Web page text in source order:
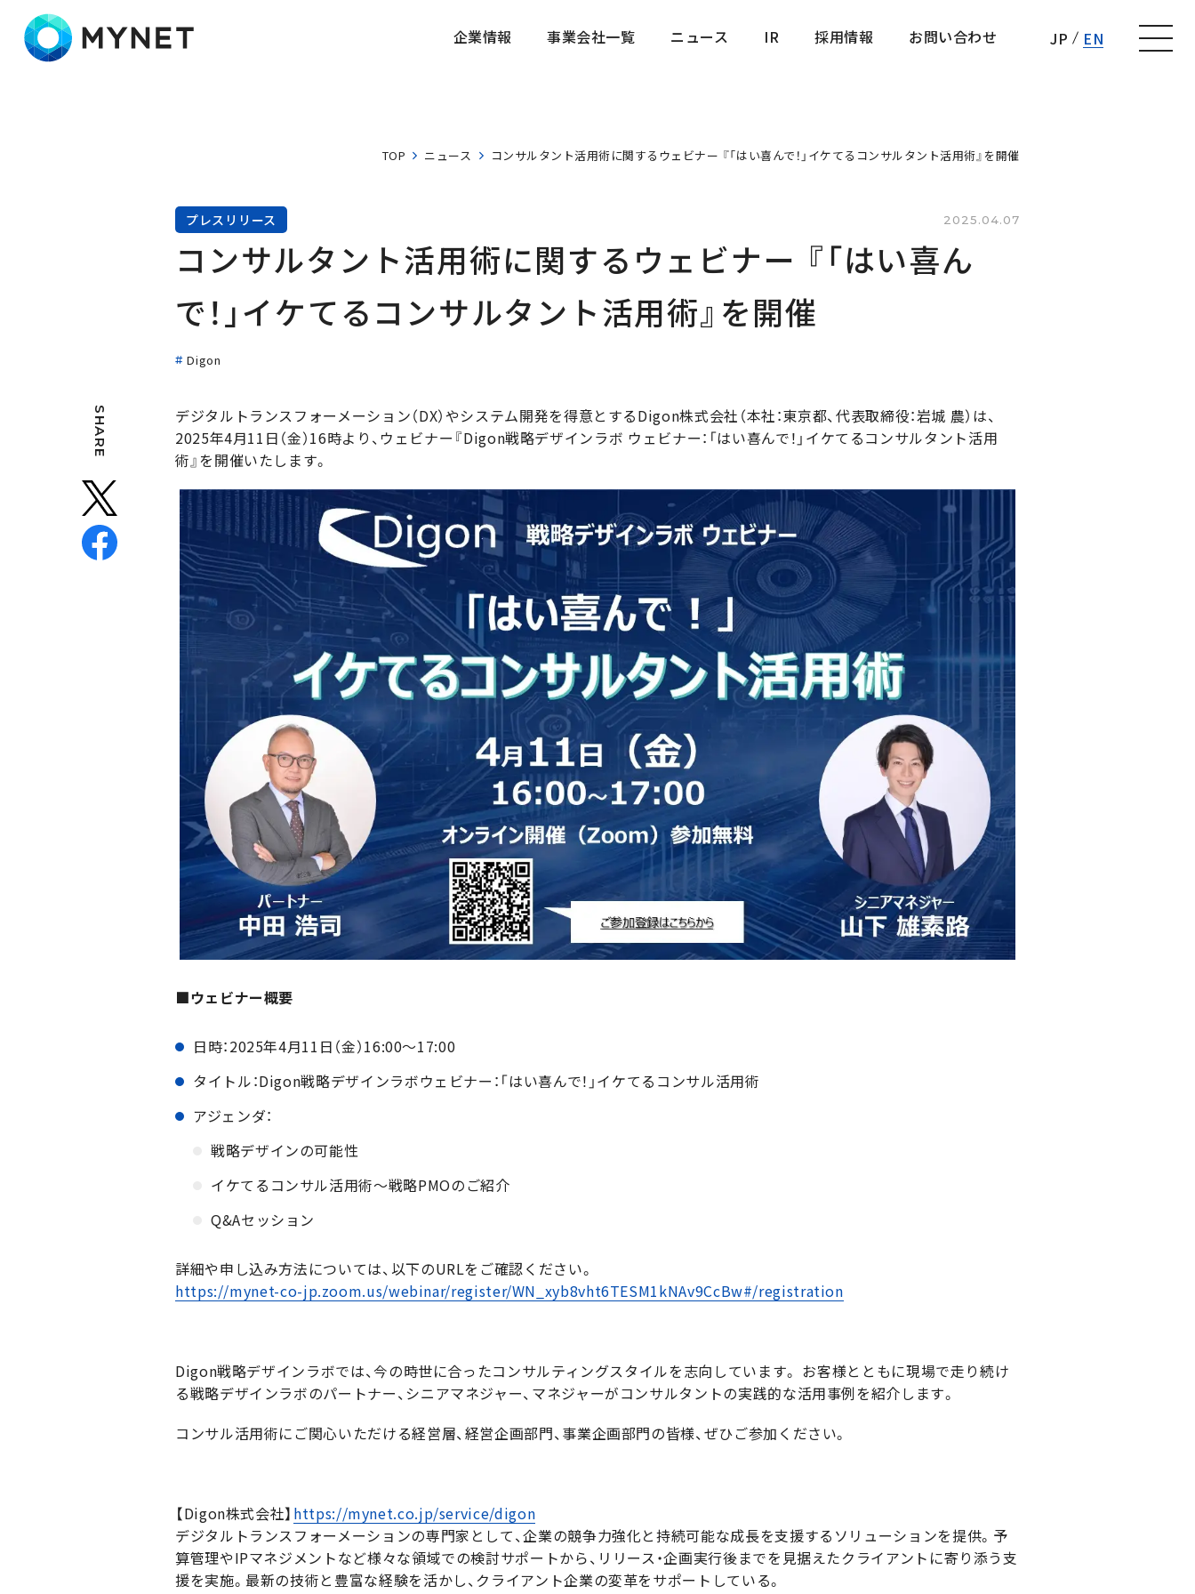
企業情報
事業会社一覧
ニュース
IR
採用情報
お問い合わせ
JP EN
TOP ニュース コンサルタント活用術に関するウェビナー 『「はい喜んで！」イケてるコンサルタント活用術』を開催
プレスリリース 2025.04.07
コンサルタント活用術に関するウェビナー 『「はい喜ん
で！」イケてるコンサルタント活用術』を開催
Digon
SHARE
デジタルトランスフォーメーション（DX）やシステム開発を得意とするDigon株式会社（本社：東京都、代表取締役：岩城 農）は、
2025年4月11日（金）16時より、ウェビナー『Digon戦略デザインラボ ウェビナー：「はい喜んで！」イケてるコンサルタント活用
術』を開催いたします。
■ウェビナー概要
日時：2025年4月11日（金）16:00～17:00
タイトル：Digon戦略デザインラボウェビナー：「はい喜んで！」イケてるコンサル活用術
アジェンダ：
戦略デザインの可能性
イケてるコンサル活用術～戦略PMOのご紹介
Q&Aセッション
詳細や申し込み方法については、以下のURLをご確認ください。
https://mynet-co-jp.zoom.us/webinar/register/WN_xyb8vht6TESM1kNAv9CcBw#/registration
Digon戦略デザインラボでは、今の時世に合ったコンサルティングスタイルを志向しています。 お客様とともに現場で走り続け
る戦略デザインラボのパートナー、シニアマネジャー、マネジャーがコンサルタントの実践的な活用事例を紹介します。
コンサル活用術にご関心いただける経営層、経営企画部門、事業企画部門の皆様、ぜひご参加ください。
【Digon株式会社】 https://mynet.co.jp/service/digon
デジタルトランスフォーメーションの専門家として、企業の競争力強化と持続可能な成長を支援するソリューションを提供。予
算管理やIPマネジメントなど様々な領域での検討サポートから、リリース・企画実行後までを見据えたクライアントに寄り添う支
援を実施。最新の技術と豊富な経験を活かし、クライアント企業の変革をサポートしている。